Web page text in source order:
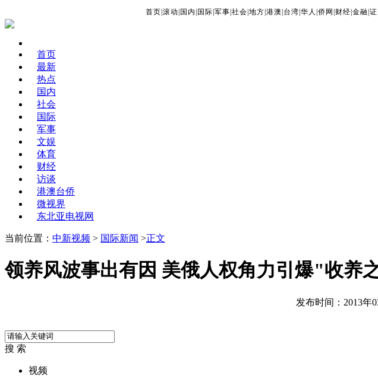
首页 滚动 国内 国际 军事 社会 地方 港澳 台湾 华人 侨网 财经 金融
首页
最新
热点
国内
社会
国际
军事
文娱
体育
财经
访谈
港澳台侨
微视界
东北亚电视网
当前位置： 中新视频 > 国际新闻 >正文
领养风波事出有因 美俄人权角力引爆"收养
发布时间：2013年
搜 索
视频